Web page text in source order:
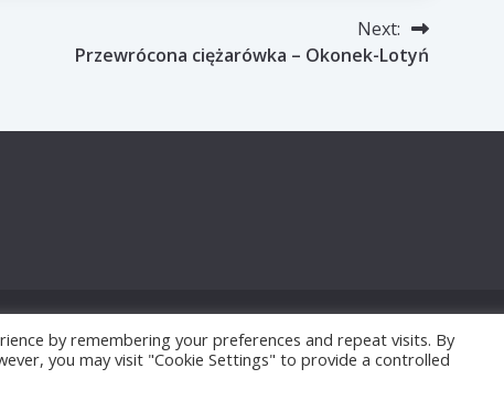
Next:
Przewrócona ciężarówka – Okonek-Lotyń
by WordPress | Theme: Fairy by Candid Themes
by remembering your preferences and repeat visits. By
you may visit "Cookie Settings" to provide a controlled